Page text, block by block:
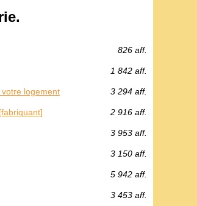
826 aff.
1 842 aff.
logement 3 294 aff.
2 916 aff.
3 953 aff.
3 150 aff.
5 942 aff.
3 453 aff.